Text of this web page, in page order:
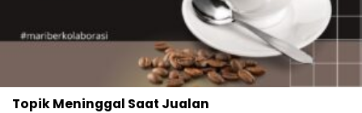
TopikMeninggal Saat Jualan